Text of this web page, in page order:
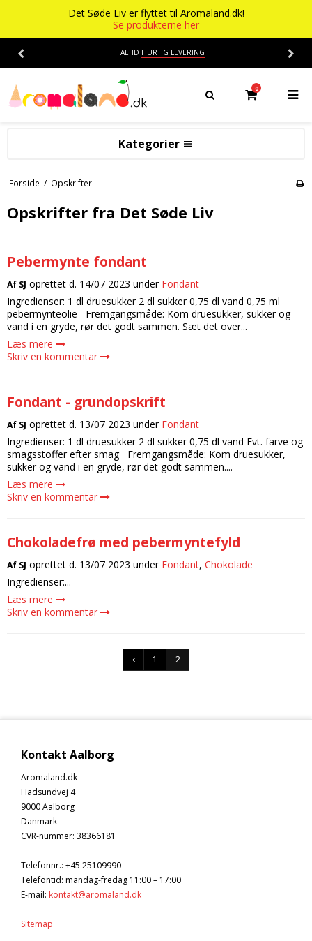
Det Søde Liv er flyttet til Aromaland.dk!
Se produkterne her
ALTID HURTIG LEVERING
0
Kategorier
Alkohol aroma
Blåbær aroma
Candy aroma
Chokolade aroma
Cola aroma
Dessert aroma
Hindbær aroma
Jordbær aroma
Kaffe aroma
Menthol aroma
Solbær aroma
DV Liquids
Fantastical
Hooligan
Liquid Architects
Ruffian
Valhalla
Baser
Aromaer
Chokolade
Delikatesser
Farver
Chokoladeforme
Isforme
Slikforme
Kagepynt
Råvarer
Vaniljestænger
Startsæt
Isenkram
Opskrifter
Bolsjer
Chokolade
Drikkelse
Fondant
Flødeboller
Is
Marcipan
Skumfiduser
Butikker
Information
Kontakt
Handelsbetingelser
Cookies
Forside / Opskrifter
Opskrifter fra Det Søde Liv
Pebermynte fondant
Af SJ oprettet d. 14/07 2023 under Fondant
Ingredienser: 1 dl druesukker 2 dl sukker 0,75 dl vand 0,75 ml
pebermynteolie Fremgangsmåde: Kom druesukker, sukker og
vand i en gryde, rør det godt sammen. Sæt det over...
Læs mere
Skriv en kommentar
Fondant - grundopskrift
Af SJ oprettet d. 13/07 2023 under Fondant
Ingredienser: 1 dl druesukker 2 dl sukker 0,75 dl vand Evt. farve og
smagsstoffer efter smag Fremgangsmåde: Kom druesukker,
sukker og vand i en gryde, rør det godt sammen....
Læs mere
Skriv en kommentar
Chokoladefrø med pebermyntefyld
Af SJ oprettet d. 13/07 2023 under Fondant, Chokolade
Ingredienser:...
Læs mere
Skriv en kommentar
1 2
Kontakt Aalborg
Aromaland.dk
Hadsundvej 4
9000 Aalborg
Danmark
CVR-nummer: 38366181
Telefonnr.: +45 25109990
Telefontid: mandag-fredag 11:00 – 17:00
E-mail: kontakt@aromaland.dk
Sitemap